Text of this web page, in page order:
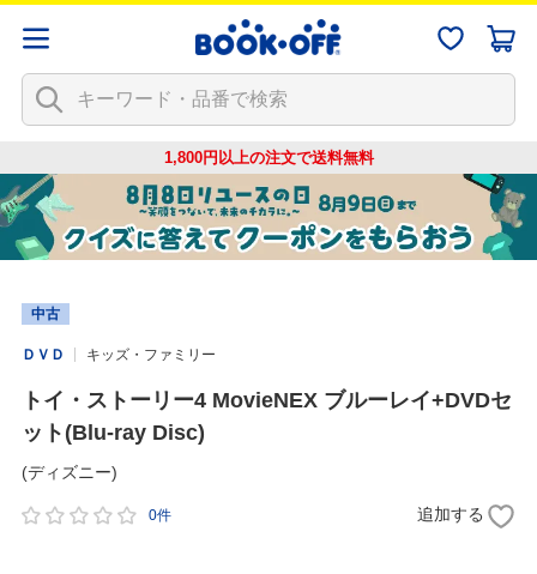
1,800円以上の注文で送料無料
中古
ＤＶＤ キッズ・ファミリー
トイ・ストーリー4 MovieNEX ブルーレイ+DVDセ
ット(Blu-ray Disc)
(ディズニー)
0件 追加する